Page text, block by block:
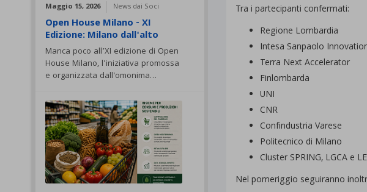
Maggio 15, 2026 News dai Soci
Open House Milano - XI
Edizione: Milano dall'alto
Manca poco all’XI edizione di Open
House Milano, l'iniziativa promossa
e organizzata dall'omonima…
Tra i partecipanti confermati:
Regione Lombardia
Intesa Sanpaolo
Terra Next Accelerator
Finlombarda
UNI
CNR
Confindustria Varese
Politecnico di Milano
Cluster SPRING, LGCA e
Nel pomeriggio seguiranno